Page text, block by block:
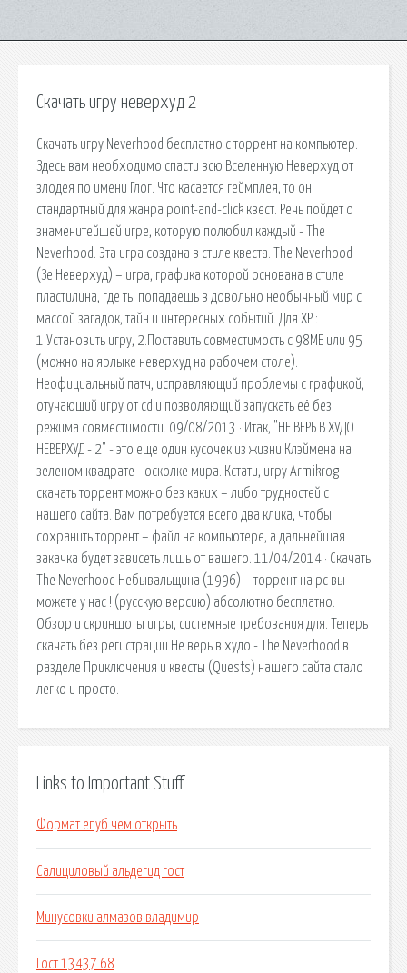
Скачать игру неверхуд 2
Скачать игру Neverhood бесплатно c торрент на компьютер.
Здесь вам необходимо спасти всю Вселенную Неверхуд от
злодея по имени Глог. Что касается геймплея, то он
стандартный для жанра point-and-click квест. Речь пойдет о
знаменитейшей игре, которую полюбил каждый - The
Neverhood. Эта игра создана в стиле квеста. The Neverhood
(Зе Неверхуд) – игра, графика которой основана в стиле
пластилина, где ты попадаешь в довольно необычный мир с
массой загадок, тайн и интересных событий. Для ХР :
1.Установить игру, 2.Поставить совместимость с 98МЕ или 95
(можно на ярлыке неверхуд на рабочем столе).
Неофициальный патч, исправляющий проблемы с графикой,
отучающий игру от cd и позволяющий запускать её без
режима совместимости. 09/08/2013 · Итак, "НЕ ВЕРЬ В ХУДО
НЕВЕРХУД - 2" - это еще один кусочек из жизни Клэймена на
зеленом квадрате - осколке мира. Кстати, игру Armikrog
скачать торрент можно без каких – либо трудностей с
нашего сайта. Вам потребуется всего два клика, чтобы
сохранить торрент – файл на компьютере, а дальнейшая
закачка будет зависеть лишь от вашего. 11/04/2014 · Скачать
The Neverhood Небывальщина (1996) – торрент на pc вы
можете у нас ! (русскую версию) абсолютно бесплатно.
Обзор и скриншоты игры, системные требования для. Теперь
скачать без регистрации Не верь в худо - The Neverhood в
разделе Приключения и квесты (Quests) нашего сайта стало
легко и просто.
Links to Important Stuff
Формат епуб чем открыть
Салициловый альдегид гост
Минусовки алмазов владимир
Гост 13437 68